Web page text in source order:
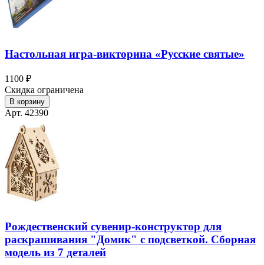
Настольная игра-викторина «Русские святые»
1100 ₽
Скидка ограничена
В корзину
Арт. 42390
Рождественский сувенир-конструктор для
раскрашивания "Домик" с подсветкой. Сборная
модель из 7 деталей